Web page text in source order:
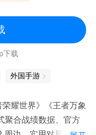
下载
外国手游
耀世界》《王者万象
聚合战绩数据、官方